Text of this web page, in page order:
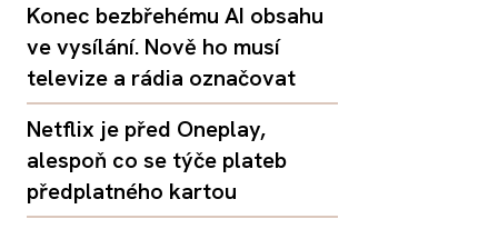
Konec bezbřehému AI obsahu
ve vysílání. Nově ho musí
televize a rádia označovat
Netflix je před Oneplay,
alespoň co se týče plateb
předplatného kartou